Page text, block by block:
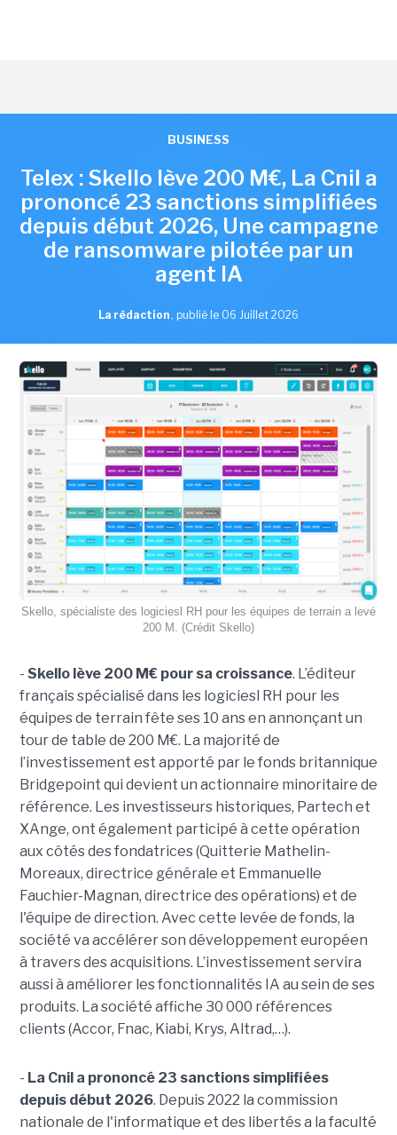
BUSINESS
Telex : Skello lève 200 M€, La Cnil a
prononcé 23 sanctions simplifiées
depuis début 2026, Une campagne
de ransomware pilotée par un
agent IA
La rédaction , publié le 06 Juillet 2026
Skello, spécialiste des logiciesl RH pour les équipes de terrain a levé
200 M. (Crédit Skello)
- Skello lève 200 M€ pour sa croissance. L’éditeur
français spécialisé dans les logiciesl RH pour les
équipes de terrain fête ses 10 ans en annonçant un
tour de table de 200 M€. La majorité de
l’investissement est apporté par le fonds britannique
Bridgepoint qui devient un actionnaire minoritaire de
référence. Les investisseurs historiques, Partech et
XAnge, ont également participé à cette opération
aux côtés des fondatrices (Quitterie Mathelin-
Moreaux, directrice générale et Emmanuelle
Fauchier-Magnan, directrice des opérations) et de
l'équipe de direction. Avec cette levée de fonds, la
société va accélérer son développement européen
à travers des acquisitions. L’investissement servira
aussi à améliorer les fonctionnalités IA au sein de ses
produits. La société affiche 30 000 références
clients (Accor, Fnac, Kiabi, Krys, Altrad,…).
- La Cnil a prononcé 23 sanctions simplifiées
depuis début 2026. Depuis 2022 la commission
nationale de l'informatique et des libertés a la faculté